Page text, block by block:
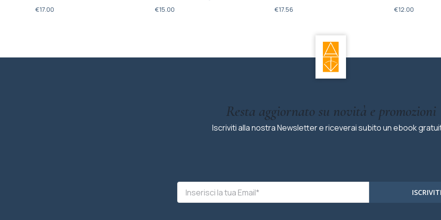
€17.00 €15.00 €17.56 €12.00
Resta aggiornato su novità e promozioni
Iscriviti alla nostra Newsletter e riceverai subito un ebook
ISCRIVITI